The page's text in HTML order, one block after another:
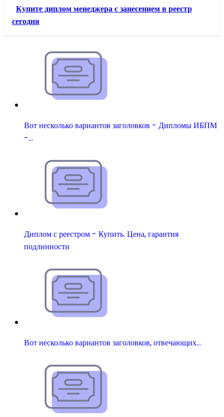
Купите диплом менеджера с занесением в реестр
сегодня
Вот несколько вариантов заголовков - Дипломы ИБПМ
-…
Диплом с реестром - Купить. Цена, гарантия
подлинности
Вот несколько вариантов заголовков, отвечающих…